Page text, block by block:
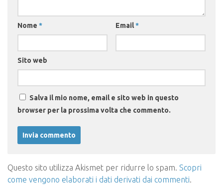
Nome * Email*
Sito web
Salva il mio nome, email e sito web in questo
browser per la prossima volta che commento.
Questo sito utilizza Akismet per ridurre lo spam. Scopri
come vengono elaborati i dati derivati dai commenti.